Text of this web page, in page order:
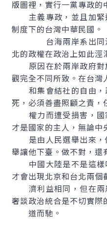
版圖裡，實行一黨專政的
主義專政，並且加緊
制度下的台灣中華民國。
台海兩岸系出同源
北的政權在政治上如此涇
原因在於兩岸政府對
觀完全不同所致。在台灣
和集會結社的自由，
死，必須善盡照顧之責
權力而遭受損害，國
才是國家的主人，無論
是由人民選舉出來，
舉讓他下臺。做不對，還
中國大陸是不是這樣
才會出現北京和台北兩個
濟利益相同，但在兩
奢談政治統合是不切實際
道而馳。